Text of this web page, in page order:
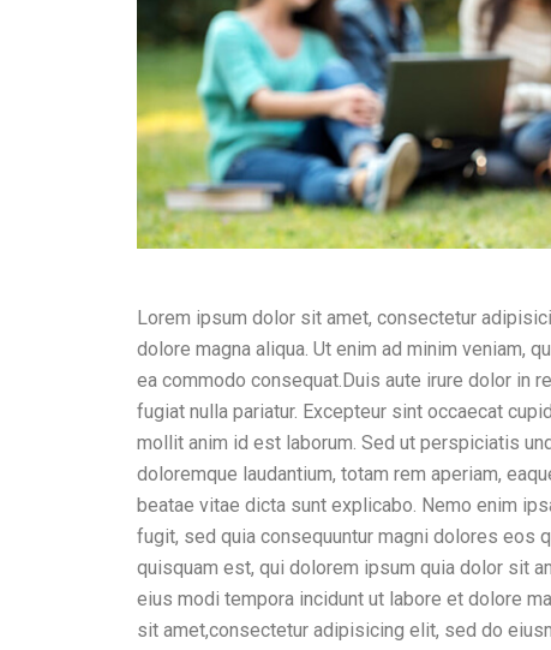
Lorem ipsum dolor sit amet, consectetur
dolore magna aliqua. Ut enim ad minim veniam,
ea commodo consequat.Duis aute irure dolor in
fugiat nulla pariatur. Excepteur sint occaecat
mollit anim id est laborum. Sed ut perspiciatis
doloremque laudantium, totam rem aperiam,
beatae vitae dicta sunt explicabo. Nemo enim
fugit, sed quia consequuntur magni dolores eos
quisquam est, qui dolorem ipsum quia dolor sit
eius modi tempora incidunt ut labore et dolore
sit amet,consectetur adipisicing elit, sed do